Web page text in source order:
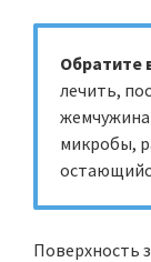
Обратите
лечить,
микробы,
Поверхность